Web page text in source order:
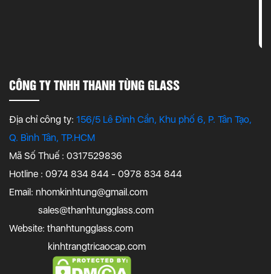
CÔNG TY TNHH THANH TÙNG GLASS
Địa chỉ công ty: 156/5 Lê Đình Cẩn, Khu phố 6, P. Tân Tạo,
Q. Bình Tân, TP.HCM
Mã Số Thuế : 0317529836
Hotline : 0974 834 844 - 0978 834 844
Email: nhomkinhtung@gmail.com
sales@thanhtungglass.com
Website: thanhtungglass.com
kinhtrangtricaocap.com